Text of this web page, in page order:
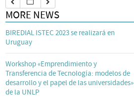
MORE NEWS
BIREDIAL ISTEC 2023 se realizará en
Uruguay
Workshop «Emprendimiento y
Transferencia de Tecnología: modelos de
desarrollo y el papel de las universidades»
de la UNLP